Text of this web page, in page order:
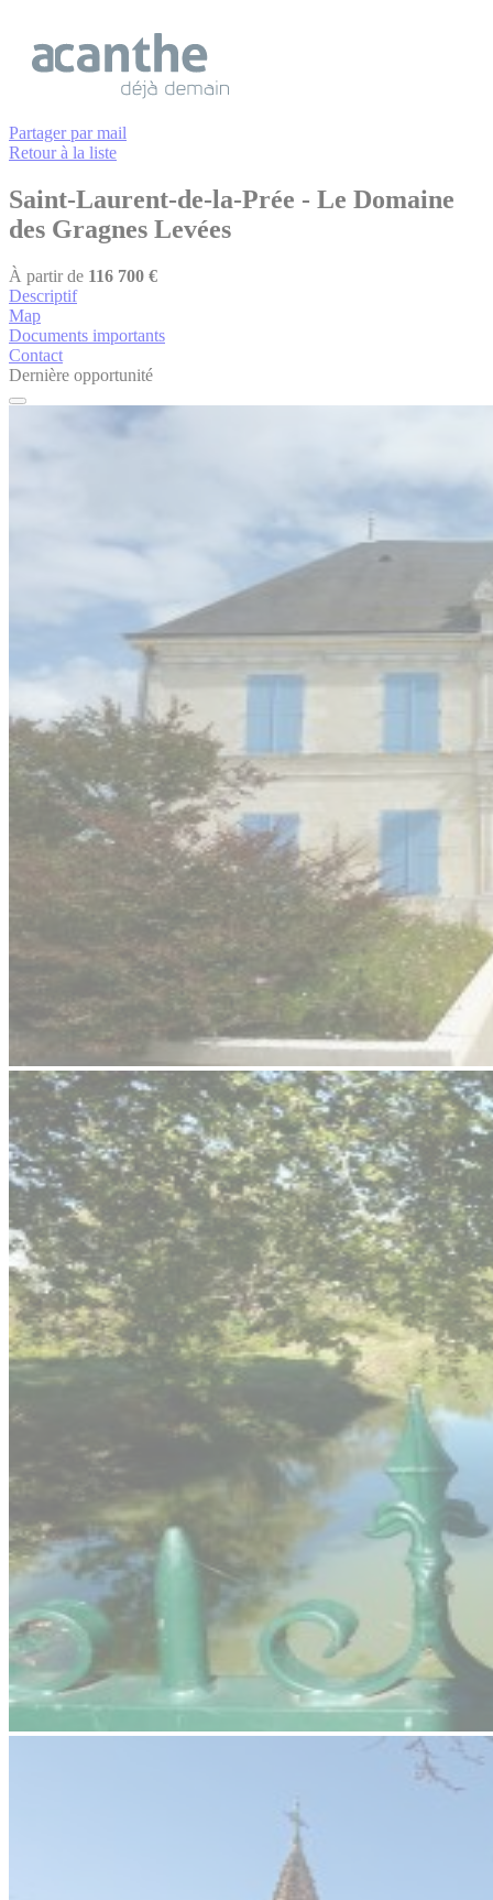
Partager par mail
Retour à la liste
Saint-Laurent-de-la-Prée - Le Domaine
des Gragnes Levées
À partir de 116 700 €
Descriptif
Map
Documents importants
Contact
Dernière opportunité